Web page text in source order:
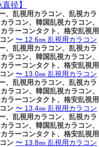
径】
、乱視用カラコン、乱視カラ
ラコン、韓国乱視カラコン、
ラーコンタクト、格安乱視用
ン 〜 12.6㎜ 乱視用カラコン
、乱視用カラコン、乱視カラ
ラコン、韓国乱視カラコン、
ラーコンタクト、格安乱視用
ン 〜 13.0㎜ 乱視用カラコン
、乱視用カラコン、乱視カラ
ラコン、韓国乱視カラコン、
ラーコンタクト、格安乱視用
ン 〜 13.4㎜ 乱視用カラコン
、乱視用カラコン、乱視カラ
ラコン、韓国乱視カラコン、
ラーコンタクト、格安乱視用
ン 〜 13.8㎜ 乱視用カラコン